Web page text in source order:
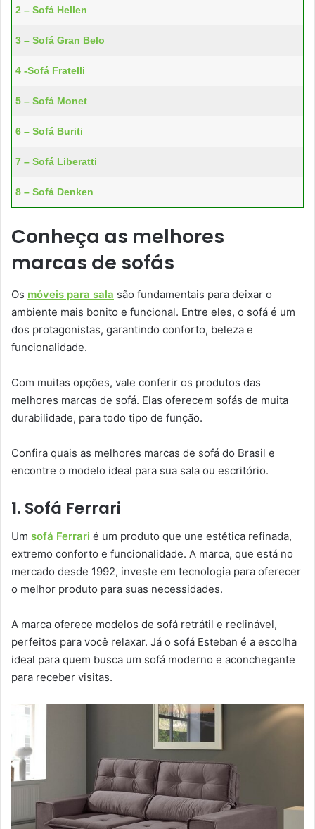
2 – Sofá Hellen
3 – Sofá Gran Belo
4 -Sofá Fratelli
5 – Sofá Monet
6 – Sofá Buriti
7 – Sofá Liberatti
8 – Sofá Denken
Conheça as melhores
marcas de sofás
Os móveis para sala são fundamentais para deixar o
ambiente mais bonito e funcional. Entre eles, o sofá é um
dos protagonistas, garantindo conforto, beleza e
funcionalidade.
Com muitas opções, vale conferir os produtos das
melhores marcas de sofá. Elas oferecem sofás de muita
durabilidade, para todo tipo de função.
Confira quais as melhores marcas de sofá do Brasil e
encontre o modelo ideal para sua sala ou escritório.
1. Sofá Ferrari
Um sofá Ferrari é um produto que une estética refinada,
extremo conforto e funcionalidade. A marca, que está no
mercado desde 1992, investe em tecnologia para oferecer
o melhor produto para suas necessidades.
A marca oferece modelos de sofá retrátil e reclinável,
perfeitos para você relaxar. Já o sofá Esteban é a escolha
ideal para quem busca um sofá moderno e aconchegante
para receber visitas.